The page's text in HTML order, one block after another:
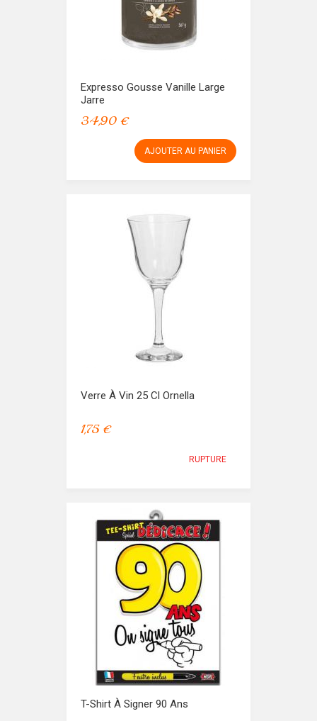
Expresso Gousse Vanille Large
Jarre
34,90 €
AJOUTER AU PANIER
Verre À Vin 25 Cl Ornella
1,75 €
RUPTURE
T-Shirt À Signer 90 Ans